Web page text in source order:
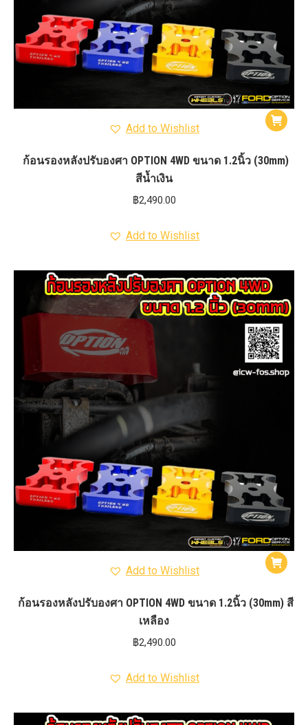
Add to Wishlist
ก้อนรองหลังปรับองศา OPTION 4WD ขนาด 1.2นิ้ว (30mm)
สีน้ำเงิน
฿2,490.00
Add to Wishlist
Add to Wishlist
ก้อนรองหลังปรับองศา OPTION 4WD ขนาด 1.2นิ้ว (30mm) สี
เหลือง
฿2,490.00
Add to Wishlist